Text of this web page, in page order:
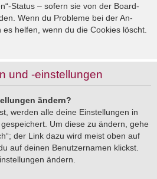
Status – sofern sie von der Board-
Wenn du Probleme bei der An-
helfen, wenn du die Cookies löscht.
und -einstellungen
ändern?
werden alle deine Einstellungen in
Um diese zu ändern, gehe
der Link dazu wird meist oben auf
auf deinen Benutzernamen klickst.
ändern.